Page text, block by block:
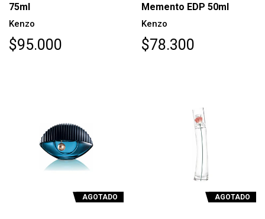
75ml
Kenzo
$95.000
Memento EDP 50ml
Kenzo
$78.300
AGOTADO AGOTADO